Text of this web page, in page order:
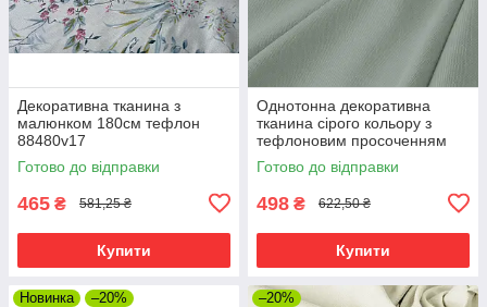
Декоративна тканина з
малюнком 180см тефлон
88480v17
Готово до відправки
465 ₴ 581,25 ₴
Купити
Однотонна декоративна
тканина сірого кольору з
тефлоновим просоченням
TDRM-84603
Готово до відправки
498 ₴ 622,50 ₴
Купити
Новинка –20% –20%